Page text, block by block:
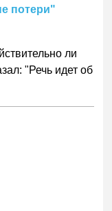
потери"
ли
"Речь идет об